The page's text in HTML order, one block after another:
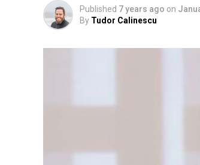
Published 7 years ago on
By Tudor Calinescu